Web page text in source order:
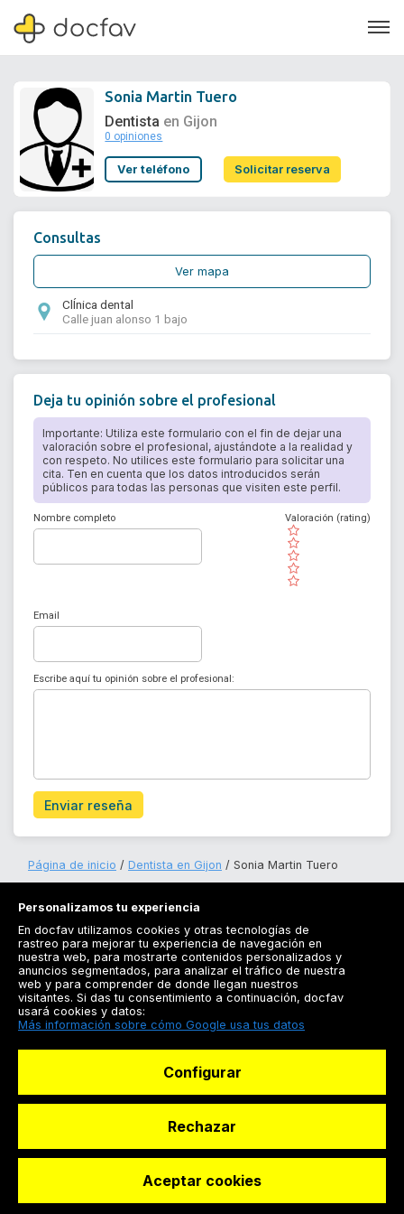
Soporte
Sonia Martin Tuero
Dentista en Gijon
0 opiniones
Ver teléfono Solicitar reserva
Solicitar reserva
Consultas
Ver mapa
ClÍnica dental
Calle juan alonso 1 bajo
Deja tu opinión sobre el profesional
Importante: Utiliza este formulario con el fin de dejar una
valoración sobre el profesional, ajustándote a la realidad y
con respeto. No utilices este formulario para solicitar una
cita. Ten en cuenta que los datos introducidos serán
públicos para todas las personas que visiten este perfil.
Nombre completo
( )
( )
( )
( )
( )
Valoración (rating)
Email
Escribe aquí tu opinión sobre el profesional:
Enviar reseña
Página de inicio Dentista en Gijon Sonia Martin Tuero
Registrarse
Docfav
© Dashboard Technologies S.L
Personalizamos tu experiencia
En docfav utilizamos cookies y otras tecnologías de
rastreo para mejorar tu experiencia de navegación en
nuestra web, para mostrarte contenidos personalizados y
anuncios segmentados, para analizar el tráfico de nuestra
web y para comprender de donde llegan nuestros
visitantes. Si das tu consentimiento a continuación, docfav
usará cookies y datos:
Más información sobre cómo Google usa tus datos
Configurar
Rechazar
Aceptar cookies